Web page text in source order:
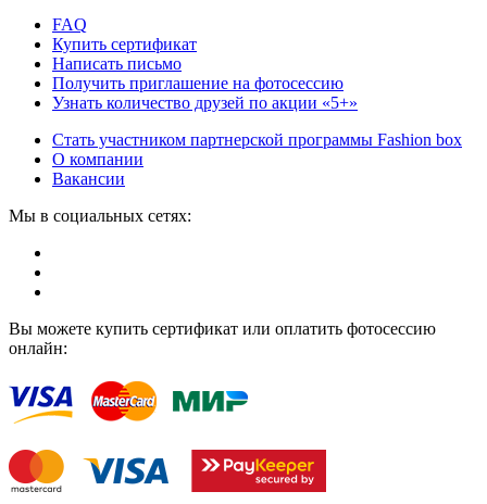
FAQ
Купить сертификат
Написать письмо
Получить приглашение на фотосессию
Узнать количество друзей по акции «5+»
Стать участником партнерской программы Fashion box
О компании
Вакансии
Мы в социальных сетях:
Вы можете купить сертификат или оплатить фотосессию
онлайн: